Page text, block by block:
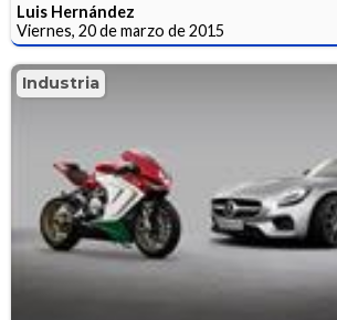
Luis Hernández
Viernes, 20 de marzo de 2015
Industria